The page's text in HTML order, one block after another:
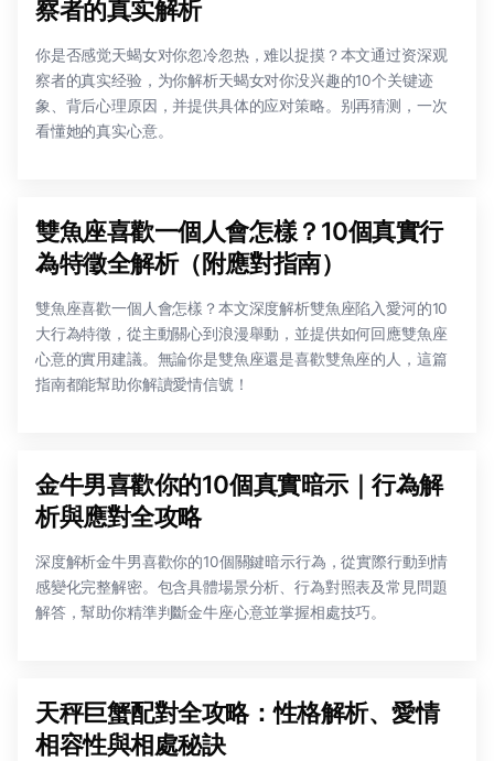
察者的真实解析
你是否感觉天蝎女对你忽冷忽热，难以捉摸？本文通过资深观
察者的真实经验，为你解析天蝎女对你没兴趣的10个关键迹
象、背后心理原因，并提供具体的应对策略。别再猜测，一次
看懂她的真实心意。
雙魚座喜歡一個人會怎樣？10個真實行
為特徵全解析（附應對指南）
雙魚座喜歡一個人會怎樣？本文深度解析雙魚座陷入愛河的10
大行為特徵，從主動關心到浪漫舉動，並提供如何回應雙魚座
心意的實用建議。無論你是雙魚座還是喜歡雙魚座的人，這篇
指南都能幫助你解讀愛情信號！
金牛男喜歡你的10個真實暗示｜行為解
析與應對全攻略
深度解析金牛男喜歡你的10個關鍵暗示行為，從實際行動到情
感變化完整解密。包含具體場景分析、行為對照表及常見問題
解答，幫助你精準判斷金牛座心意並掌握相處技巧。
天秤巨蟹配對全攻略：性格解析、愛情
相容性與相處秘訣